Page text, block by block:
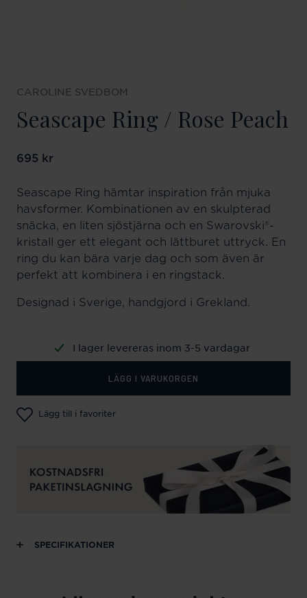
CAROLINE SVEDBOM
Seascape Ring / Rose Peach
Pris :695 kr
695 kr
Seascape Ring hämtar inspiration från mjuka
havsformer. Kombinationen av en skulpterad
snäcka, en liten sjöstjärna och en Swarovski®-
kristall ger ett elegant och lättburet uttryck. En
ring du kan bära varje dag och som även är
perfekt att kombinera i en ringstack.
Designad i Sverige, handgjord i Grekland.
I lager levereras inom 3-5 vardagar
LÄGG I VARUKORGEN
Lägg till i favoriter
SPECIFIKATIONER